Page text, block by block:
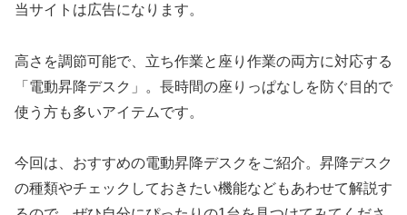
当サイトは広告になります。
高さを調節可能で、立ち作業と座り作業の両方に対応する
「電動昇降デスク」。長時間の座りっぱなしを防ぐ目的で
使う方も多いアイテムです。
今回は、おすすめの電動昇降デスクをご紹介。昇降デスク
の種類やチェックしておきたい機能などもあわせて解説す